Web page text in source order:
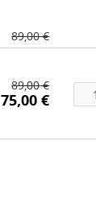
89,00 €
89,00 €
75,00 €